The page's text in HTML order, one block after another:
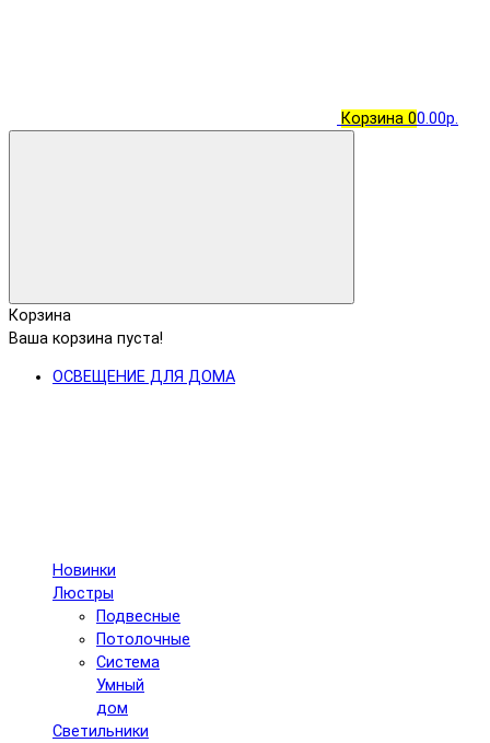
Корзина 00.00р.
Корзина
Ваша корзина пуста!
ОСВЕЩЕНИЕ ДЛЯ ДОМА
Новинки
Люстры
Подвесные
Потолочные
Система
Умный
дом
Светильники